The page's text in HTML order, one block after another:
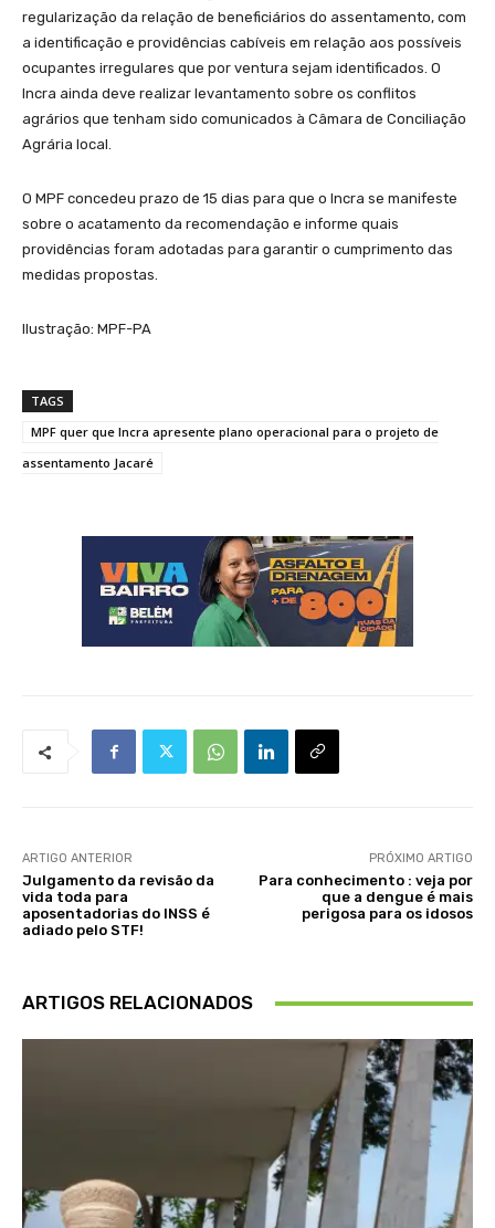
regularização da relação de beneficiários do assentamento, com
a identificação e providências cabíveis em relação aos possíveis
ocupantes irregulares que por ventura sejam identificados. O
Incra ainda deve realizar levantamento sobre os conflitos
agrários que tenham sido comunicados à Câmara de Conciliação
Agrária local.
O MPF concedeu prazo de 15 dias para que o Incra se manifeste
sobre o acatamento da recomendação e informe quais
providências foram adotadas para garantir o cumprimento das
medidas propostas.
Ilustração: MPF-PA
TAGS
MPF quer que Incra apresente plano operacional para o projeto de
assentamento Jacaré
ARTIGO ANTERIOR
Julgamento da revisão da
vida toda para
aposentadorias do INSS é
adiado pelo STF!
PRÓXIMO ARTIGO
Para conhecimento : veja por
que a dengue é mais
perigosa para os idosos
ARTIGOS RELACIONADOS